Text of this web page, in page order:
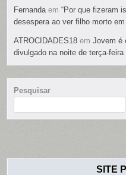
Fernanda em“Por que fizeram
desespera ao ver filho morto
ATROCIDADES18 emJovem é
divulgado na noite de terça-
Pesquisar
SITE